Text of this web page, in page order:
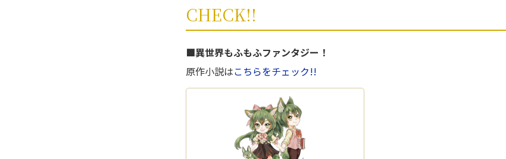
CHECK!!
■異世界もふもふファンタジー！
原作小説はこちらをチェック!!